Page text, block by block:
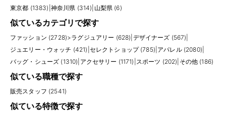
東京都 (1383) 神奈川県 (314) 山梨県 (6)
似ているカテゴリで探す
ファッション (2728)>ラグジュアリー (628) デザイナーズ (567)
ジュエリー・ウォッチ (421) セレクトショップ (785) アパレル (2080)
バッグ・シューズ (1310) アクセサリー (1171) スポーツ (202) その他 (186)
似ている職種で探す
販売スタッフ (2541)
似ている特徴で探す